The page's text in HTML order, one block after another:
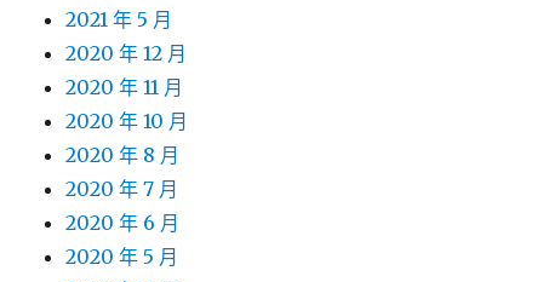
2021 年 5 月
2020 年 12 月
2020 年 11 月
2020 年 10 月
2020 年 8 月
2020 年 7 月
2020 年 6 月
2020 年 5 月